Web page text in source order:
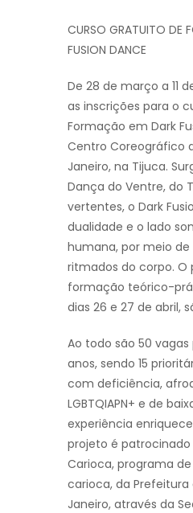
CURSO GRATUITO DE
FUSION DANCE
De 28 de março a 11
as inscrições para o
Formação em Dark
Centro Coreográfico
Janeiro, na Tijuca.
Dança do Ventre, do
vertentes, o Dark
dualidade e o lado
humana, por meio
ritmados do corpo. O
formação teórico-
dias 26 e 27 de abril,
Ao todo são 50 vagas
anos, sendo 15
com deficiência,
LGBTQIAPN+ e de
experiência
projeto é
Carioca, programa
carioca, da Prefeitura
Janeiro, através da